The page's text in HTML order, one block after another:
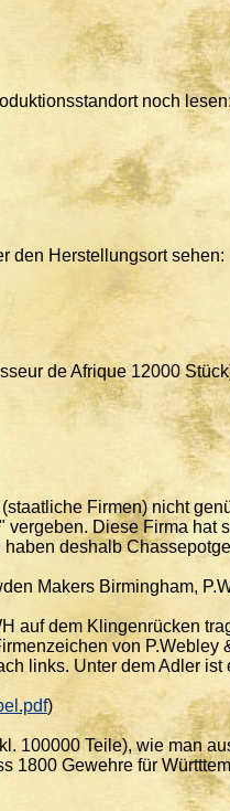
noch
den Herstellungsort sehen:
de Afrique 12000
Firmen) nicht
Diese Firma hat
deshalb
Makers Birmingham,
auf dem Klingenrücken
von P.Webley
links. Unter dem Adler
)
100000 Teile), wie man
1800 Gewehre für